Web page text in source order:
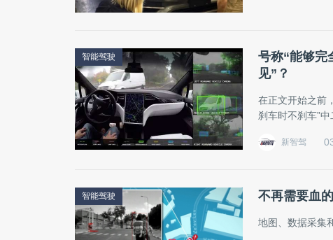
智能驾驶
号称“能够完
见”？
在正文开始之前
刹车时不刹车”
新智驾
智能驾驶 不再需要血
地图、数据采集